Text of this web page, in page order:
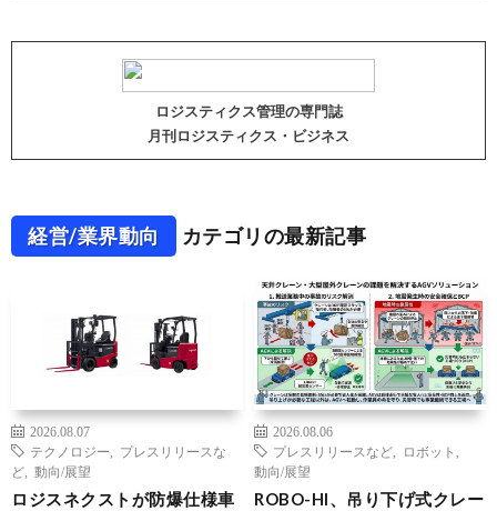
ロジスティクス管理の専門誌
月刊ロジスティクス・ビジネス
経営/業界動向 カテゴリの最新記事
2026.08.07
テクノロジー
プレスリリースな
ど
動向/展望
ロジスネクストが防爆仕様車
2026.08.06
プレスリリースなど
ロボット
動向/展望
ROBO-HI、吊り下げ式クレー